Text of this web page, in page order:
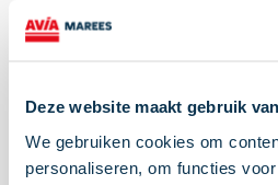
Deze website maakt gebruik
We gebruiken cookies om
personaliseren, om functies
Als afvalinzamelaar
elektrische voertuigen is niet
vanuit wet- en regelgeving,
kansen. Denk bijvoorbeeld
van werkzaamheden naar